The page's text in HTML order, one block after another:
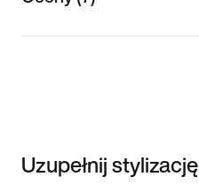
Uzupełnij stylizację